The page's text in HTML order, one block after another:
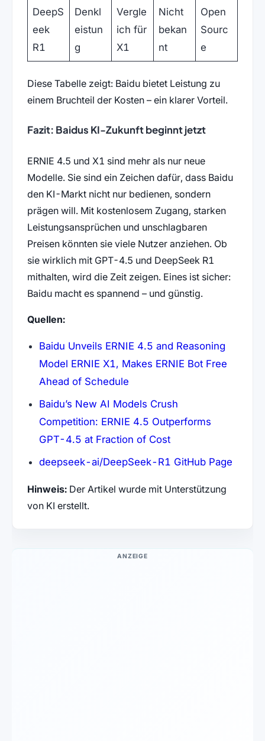
DeepS
eek
R1
Denkl
eistun
g
Vergle
ich für
X1
Nicht
bekan
nt
Open
Sourc
e
Diese Tabelle zeigt: Baidu bietet Leistung zu
einem Bruchteil der Kosten – ein klarer Vorteil.
Fazit: Baidus KI-Zukunft beginnt jetzt
ERNIE 4.5 und X1 sind mehr als nur neue
Modelle. Sie sind ein Zeichen dafür, dass Baidu
den KI-Markt nicht nur bedienen, sondern
prägen will. Mit kostenlosem Zugang, starken
Leistungsansprüchen und unschlagbaren
Preisen könnten sie viele Nutzer anziehen. Ob
sie wirklich mit GPT-4.5 und DeepSeek R1
mithalten, wird die Zeit zeigen. Eines ist sicher:
Baidu macht es spannend – und günstig.
Quellen:
Baidu Unveils ERNIE 4.5 and Reasoning
Model ERNIE X1, Makes ERNIE Bot Free
Ahead of Schedule
Baidu’s New AI Models Crush
Competition: ERNIE 4.5 Outperforms
GPT-4.5 at Fraction of Cost
deepseek-ai/DeepSeek-R1 GitHub Page
Hinweis:Der Artikel wurde mit Unterstützung
von KI erstellt.
ANZEIGE